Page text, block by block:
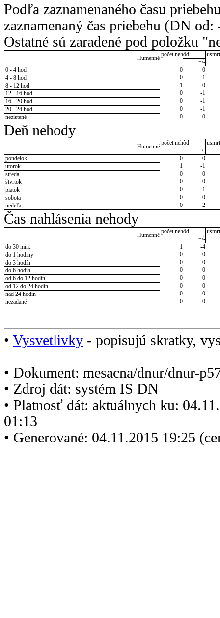
Podľa zaznamenaného času
zaznamenaný čas priebehu (DN
Ostatné sú zaradené pod položku
Humenné
počet nehôd
+/-
0 - 4 hod
0
0
4 - 8 hod
0
-1
8 - 12 hod
1
0
12 - 16 hod
0
-1
16 - 20 hod
0
-1
20 - 24 hod
0
-1
nezistené
0 0
Deň nehody
Humenné
počet nehôd
+/-
pondelok
0
0
utorok
1
-1
streda
0
0
štvrtok
0
0
piatok
0
-1
sobota
0
0
nedeľa
0 -2
Čas nahlásenia nehody
Humenné
počet nehôd
+/-
do 30 min.
1
-4
do 1 hodiny
0
0
do 3 hodín
0
0
do 6 hodín
0
0
od 6 do 12 hodín
0
0
od 12 do 24 hodín
0
0
nad 24 hodín
0
0
nezadané
0 0
• Vysvetlivky - popisujú skratky,
• Dokument: mesacna/dnur/dnur-
• Zdroj dát: systém IS DN
• Platnosť dát: aktuálnych ku:
01:13
• Generované: 04.11.2015 19:25